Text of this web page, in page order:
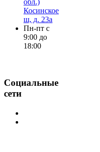
обл.)
Косинское
ш, д. 23а
Пн-пт с
9:00 до
18:00
Социальные
сети